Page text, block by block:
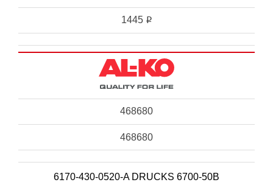
1445 i
468680
468680
6170-430-0520-A DRUCKS 6700-50B